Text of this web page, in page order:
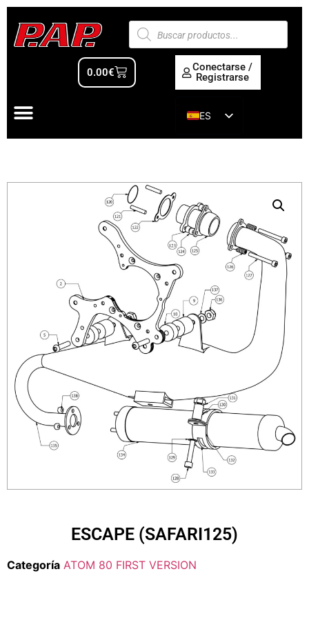
0.00€
Conectarse /
Registrarse
ES
EN
ESCAPE (SAFARI125)
Categoría ATOM 80 FIRST VERSION